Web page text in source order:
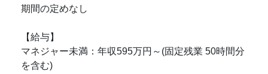
期間の定めなし
【給与】
マネジャー未満：年収595万円～(固定残業 50時間分
を含む)